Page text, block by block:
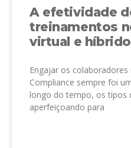
A efetividade
treinamentos
virtual e híbrido
Engajar os
Compliance sempre foi
longo do tempo, os tipos
aperfeiçoando para